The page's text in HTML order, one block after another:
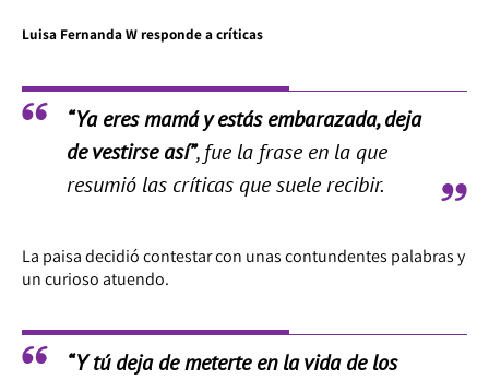
Luisa Fernanda W responde a críticas
“Ya eres mamá y estás embarazada, deja
de vestirse así”, fue la frase en la que
resumió las críticas que suele recibir.
La paisa decidió contestar con unas contundentes palabras y
un curioso atuendo.
“Y tú deja de meterte en la vida de los